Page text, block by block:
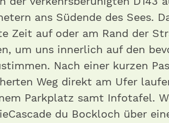
ans Südende des Sees.
Zeit auf oder am Rand der
um uns innerlich auf den
Nach einer kurzen
Weg direkt am Ufer
Parkplatz samt Infotafel.
du Bockloch über